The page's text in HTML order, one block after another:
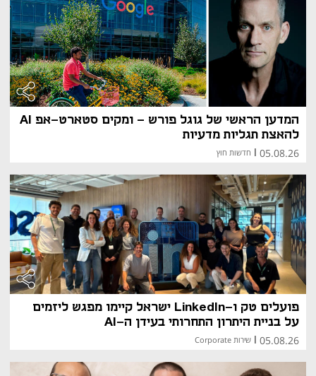
המדען הראשי של גוגל פורש - ומקים סטארט-אפ AI
להאצת תגליות מדעיות
05.08.26 חדשות חוץ
פועלים טק ו-LinkedIn ישראל קיימו מפגש ליזמים
על בניית היתרון התחרותי בעידן ה-AI
05.08.26 שירות Corporate